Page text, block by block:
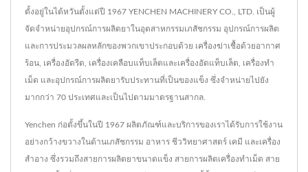
ตั้งอยู่ในไต้หวันตั้งแต่ปี 1967 YENCHEN MACHINERY CO., LTD. เป็นผู้
จัดจำหน่ายอุปกรณ์การผลิตยาในอุตสาหกรรมเภสัชกรรม อุปกรณ์การผลิต
และการประมวลผลหลักของพวกเขาประกอบด้วย เครื่องฆ่าเชื้อด้วยอากาศ
ร้อน, เครื่องอัดรีด, เครื่องเคลือบแท็บเล็ตและเครื่องอัดแท็บเล็ต, เครื่องทำ
เม็ด และอุปกรณ์การผลิตยารับประทานที่เป็นของแข็ง ซึ่งจำหน่ายไปยัง
มากกว่า 70 ประเทศและเป็นไปตามมาตรฐานสากล.
Yenchen ก่อตั้งขึ้นในปี 1967 ผลิตภัณฑ์และบริการของเราได้รับการใช้งาน
อย่างกว้างขวางในด้านเภสัชกรรม อาหาร ชีววิทยาศาสตร์ เคมี และเครื่อง
สำอาง ซึ่งรวมถึงสายการผลิตยาขนาดแข็ง สายการผลิตเครื่องทำเม็ด สาย